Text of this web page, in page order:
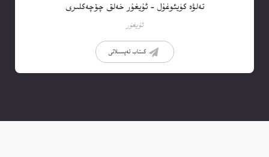
تەلۋە كۈيئوغۇل – ئۇيغۇر خەلق چۆچەكلىرى
ئۇيغۇر
كىتاب تەپسىلاتى